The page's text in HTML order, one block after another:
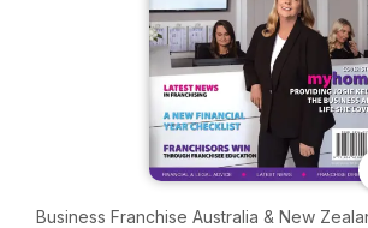
Business Franchise Australia & New